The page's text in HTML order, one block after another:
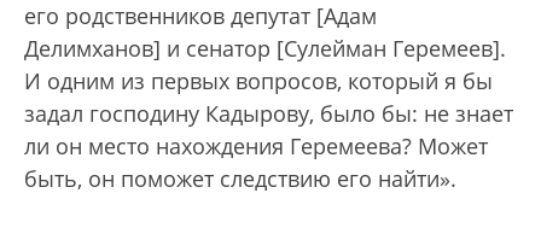
его родственников депутат [Адам
Делимханов] и сенатор [Сулейман Геремеев].
И одним из первых вопросов, который я бы
задал господину Кадырову, было бы: не знает
ли он место нахождения Геремеева? Может
быть, он поможет следствию его найти».